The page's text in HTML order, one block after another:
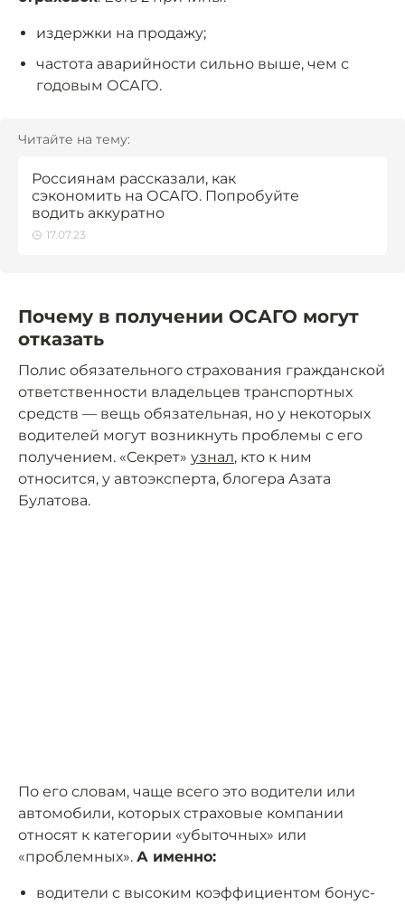
издержки на продажу;
частота аварийности сильно выше, чем с
годовым ОСАГО.
Читайте на тему:
Россиянам рассказали, как
сэкономить на ОСАГО. Попробуйте
водить аккуратно
17.07.23
Почему в получении ОСАГО могут
отказать
Полис обязательного страхования гражданской
ответственности владельцев транспортных
средств — вещь обязательная, но у некоторых
водителей могут возникнуть проблемы с его
получением. «Секрет» узнал, кто к ним
относится, у автоэксперта, блогера Азата
Булатова.
По его словам, чаще всего это водители или
автомобили, которых страховые компании
относят к категории «убыточных» или
«проблемных». А именно:
водители с высоким коэффициентом бонус-